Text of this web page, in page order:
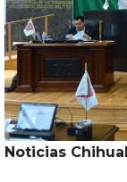
Noticias